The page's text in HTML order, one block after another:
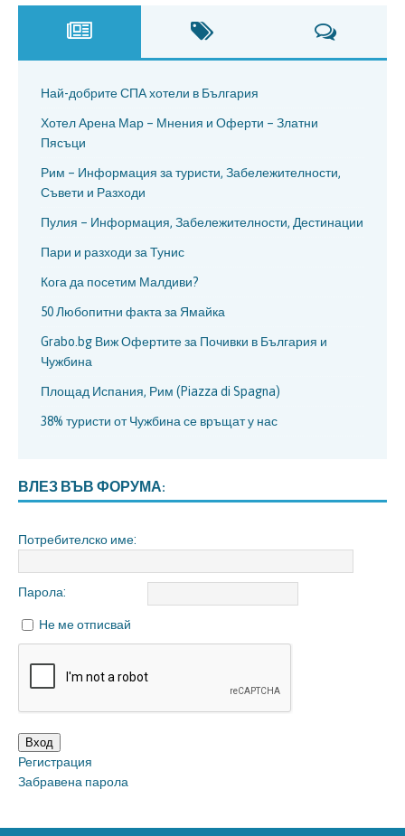
Най-добрите СПА хотели в България
Хотел Арена Мар – Мнения и Оферти – Златни
Пясъци
Рим – Информация за туристи, Забележителности,
Съвети и Разходи
Пулия – Информация, Забележителности, Дестинации
Пари и разходи за Тунис
Кога да посетим Малдиви?
50 Любопитни факта за Ямайка
Grabo.bg Виж Офертите за Почивки в България и
Чужбина
Площад Испания, Рим (Piazza di Spagna)
38% туристи от Чужбина се връщат у нас
ВЛЕЗ ВЪВ ФОРУМА:
Потребителско име:
Парола:
Не ме отписвай
Вход
Регистрация
Забравена парола